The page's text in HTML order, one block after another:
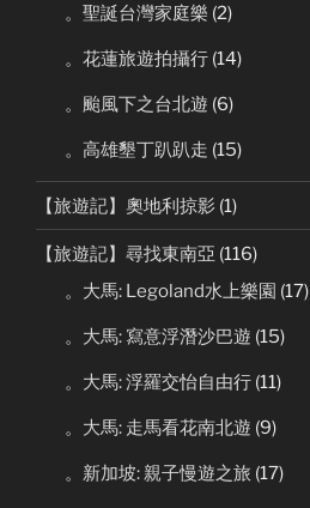
。聖誕台灣家庭樂 (2)
。花蓮旅遊拍攝行 (14)
。颱風下之台北遊 (6)
。高雄墾丁趴趴走 (15)
【旅遊記】奧地利掠影 (1)
【旅遊記】尋找東南亞 (116)
。大馬: Legoland水上樂園 (17)
。大馬: 寫意浮潛沙巴遊 (15)
。大馬: 浮羅交怡自由行 (11)
。大馬: 走馬看花南北遊 (9)
。新加坡: 親子慢遊之旅 (17)